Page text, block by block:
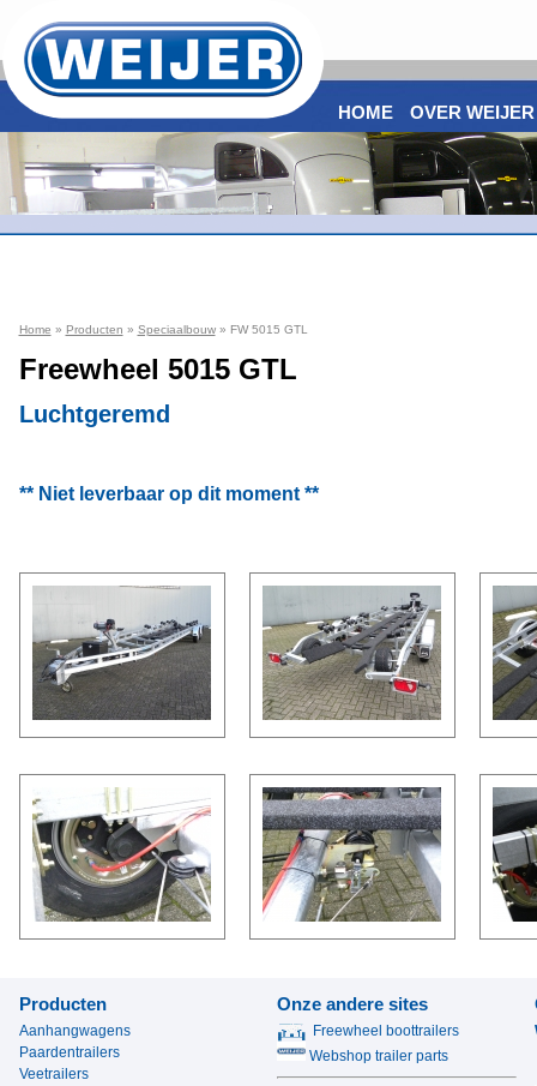
Home » Producten » Speciaalbouw» FW 5015 GTL
Freewheel 5015 GTL
Luchtgeremd
** Niet leverbaar op dit moment **
Producten
Aanhangwagens
Paardentrailers
Veetrailers
Onze andere sites
Freewheel boottrailers
Webshop trailer parts
HOME OVER WEIJER